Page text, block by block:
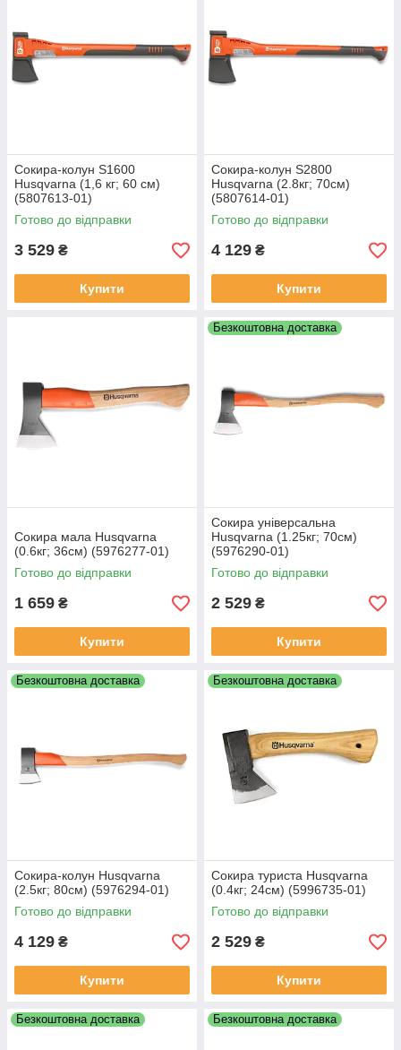
Сокира-колун S1600
Husqvarna (1,6 кг; 60 см)
(5807613‑01)
Готово до відправки
3 529 ₴
Купити
Сокира-колун S2800
Husqvarna (2.8кг; 70см)
(5807614‑01)
Готово до відправки
4 129 ₴
Купити
Сокира мала Husqvarna
(0.6кг; 36см) (5976277‑01)
Готово до відправки
1 659 ₴
Купити
Безкоштовна доставка
Сокира універсальна
Husqvarna (1.25кг; 70см)
(5976290‑01)
Готово до відправки
2 529 ₴
Купити
Безкоштовна доставка
Сокира-колун Husqvarna
(2.5кг; 80см) (5976294‑01)
Готово до відправки
4 129 ₴
Купити
Безкоштовна доставка
Сокира туриста Husqvarna
(0.4кг; 24см) (5996735‑01)
Готово до відправки
2 529 ₴
Купити
Безкоштовна доставка Безкоштовна доставка